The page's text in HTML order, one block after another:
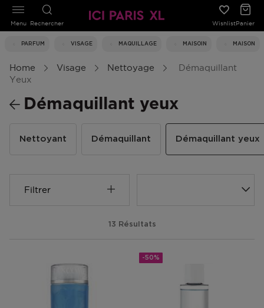
Rechercher WishlistPanier
PARFUM VISAGE MAQUILLAGE MAISOIN MAISON
Menu
Home Visage Nettoyage
Démaquillant
Yeux
Démaquillant yeux
Nettoyant Démaquillant Démaquillant yeux
Filtrer
13 Résultats
-50%